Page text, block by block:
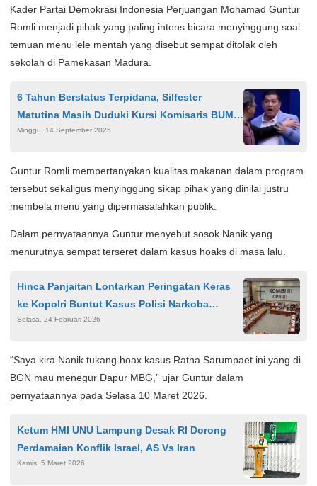
Kader Partai Demokrasi Indonesia Perjuangan Mohamad Guntur
Romli menjadi pihak yang paling intens bicara menyinggung soal
temuan menu lele mentah yang disebut sempat ditolak oleh
sekolah di Pamekasan Madura.
6 Tahun Berstatus Terpidana, Silfester
Matutina Masih Duduki Kursi Komisaris BUMN
ID Food, Erick Thohir Jadi Sorotan
Minggu, 14 September 2025
Guntur Romli mempertanyakan kualitas makanan dalam program
tersebut sekaligus menyinggung sikap pihak yang dinilai justru
membela menu yang dipermasalahkan publik.
Dalam pernyataannya Guntur menyebut sosok Nanik yang
menurutnya sempat terseret dalam kasus hoaks di masa lalu.
Hinca Panjaitan Lontarkan Peringatan Keras
ke Kopolri Buntut Kasus Polisi Narkoba
hingga Penganiayaan
Selasa, 24 Februari 2026
“Saya kira Nanik tukang hoax kasus Ratna Sarumpaet ini yang di
BGN mau menegur Dapur MBG,” ujar Guntur dalam
pernyataannya pada Selasa 10 Maret 2026.
Ketum HMI UNU Lampung Desak RI Dorong
Perdamaian Konflik Israel, AS Vs Iran
Kamis, 5 Maret 2026